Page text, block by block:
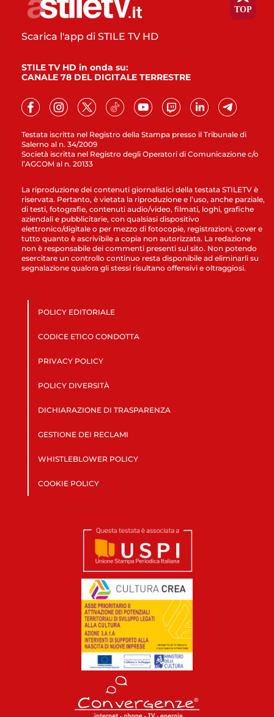
Testata iscritta nel Registro della Stampa presso il Tribunale di
Salerno al n. 34/2009
Società iscritta nel Registro degli Operatori di Comunicazione c/o
l’AGCOM al n. 20133
Scarica l'app di STILE TV HD
STILE TV HD in onda su:
CANALE 78 DEL DIGITALE TERRESTRE
La riproduzione dei contenuti giornalistici della testata STILETV è
riservata. Pertanto, è vietata la riproduzione e l’uso, anche parziale,
di testi, fotografie, contenuti audio/video, filmati, loghi, grafiche
aziendali e pubblicitarie, con qualsiasi dispositivo
elettronico/digitale o per mezzo di fotocopie, registrazioni, cover e
tutto quanto è ascrivibile a copia non autorizzata. La redazione
non è responsabile dei commenti presenti sul sito. Non potendo
esercitare un controllo continuo resta disponibile ad eliminarli su
segnalazione qualora gli stessi risultano offensivi e oltraggiosi.
POLICY EDITORIALE
CODICE ETICO CONDOTTA
PRIVACY POLICY
POLICY DIVERSITÀ
DICHIARAZIONE DI TRASPARENZA
GESTIONE DEI RECLAMI
WHISTLEBLOWER POLICY
COOKIE POLICY